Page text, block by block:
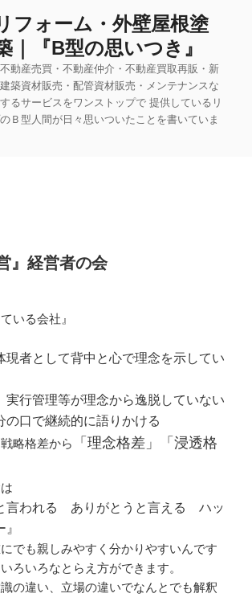
ォーム・外壁屋根塗
｜『B型の思いつき』
動産売買・不動産仲介・不動産買取再販・新
築資材販売・配管資材販売・メンテナンスな
るサービスをワンストップで 提供しているリ
Ｂ型人間が日々思いついたことを書いていま
』経営者の会
いる会社』
現者として背中と心で理念を示してい
実行管理等が理念から逸脱していない
の口で継続的に語りかける
略格差から
「理念格差」「浸透格
言われる ありがとうと言える ハッ
でも親しみやすく分かりやすいんです
ろいろなとらえ方ができます。
の違い、立場の違いでなんとでも解釈